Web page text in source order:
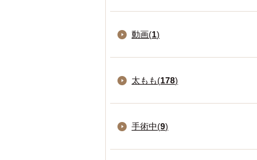
動画(1)
太もも(178)
手術中(9)